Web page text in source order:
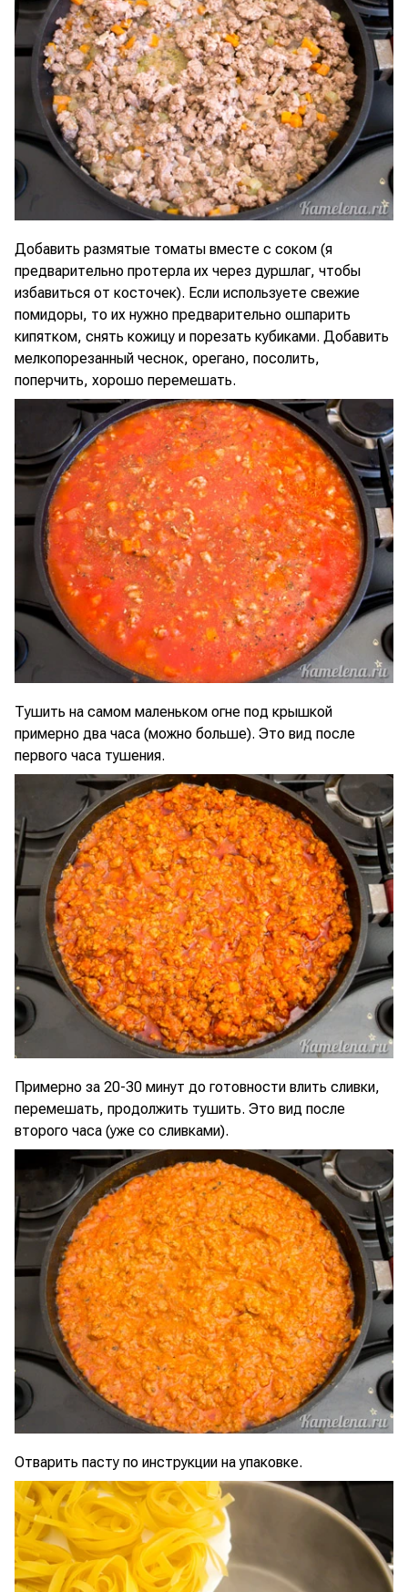
Добавить размятые томаты вместе с соком (я
предварительно протерла их через дуршлаг, чтобы
избавиться от косточек). Если используете свежие
помидоры, то их нужно предварительно ошпарить
кипятком, снять кожицу и порезать кубиками. Добавить
мелкопорезанный чеснок, орегано, посолить,
поперчить, хорошо перемешать.
Тушить на самом маленьком огне под крышкой
примерно два часа (можно больше). Это вид после
первого часа тушения.
Примерно за 20-30 минут до готовности влить сливки,
перемешать, продолжить тушить. Это вид после
второго часа (уже со сливками).
Отварить пасту по инструкции на упаковке.